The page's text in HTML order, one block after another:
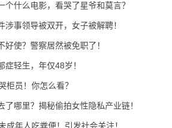
个什么电影，看哭了星爷和莫言？
涉事领导被双开，女子被解聘！
使？警察居然被免职了！
轻生，年仅48岁！
柜员！你怎么看？
了哪里？揭秘偷拍女性隐私产业链！
成年人吃粪便！引发社会关注！